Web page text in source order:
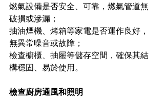
燃氣設備是否安全、可靠，燃氣管道無
破損或滲漏；
抽油煙機、烤箱等家電是否運作良好，
無異常噪音或故障；
檢查櫥櫃、抽屜等儲存空間，確保其結
構穩固、易於使用。
檢查廚房通風和照明